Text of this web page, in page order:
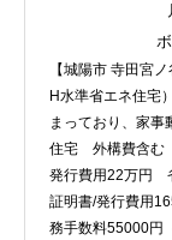
【城陽市 寺田宮
H水準省エネ住宅
まっており、家
住宅 外構費含む
発行費用22万円
証明書/発行費用
務手数料55000円